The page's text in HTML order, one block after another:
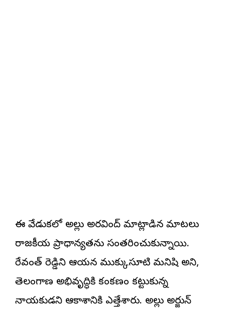
ఈ వేడుకలో అల్లు అరవింద్ మాట్లాడిన మాటలు
రాజకీయ ప్రాధాన్యతను సంతరించుకున్నాయి.
రేవంత్ రెడ్డిని ఆయన ముక్కుసూటి మనిషి అని,
తెలంగాణ అభివృద్ధికి కంకణం కట్టుకున్న
నాయకుడని ఆకాశానికి ఎత్తేశారు. అల్లు అర్జున్